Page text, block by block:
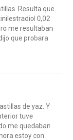
Resulta que
0,02
me resultaban
que probara
de yaz. Y
tuve
me quedaban
estoy con